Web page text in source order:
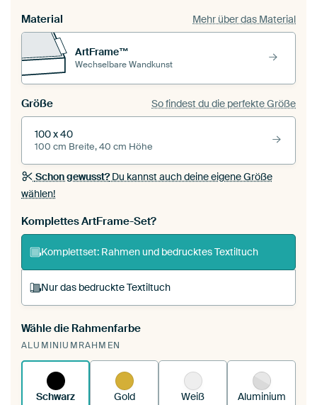
Material Mehr über das Material
ArtFrame™
Wechselbare Wandkunst
Größe So findest du die perfekte Größe
100 x 40
100 cm Breite, 40 cm Höhe
Schon gewusst?Du kannst auch deine eigene Größe
wählen!
Komplettes ArtFrame-Set?
Komplettset: Rahmen und bedrucktes Textiltuch
Nur das bedruckte Textiltuch
Du spannst einen wechselbaren Textiltuch in
deinen vorhandenen ArtFrame™.
funktioniert es.
Wähle die Rahmenfarbe
ALUMINIUMRAHMEN
Schwarz Gold Weiß Aluminium